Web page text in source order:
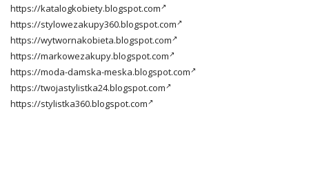
https://katalogkobiety.blogspot.com
https://stylowezakupy360.blogspot.com
https://wytwornakobieta.blogspot.com
https://markowezakupy.blogspot.com
https://moda-damska-meska.blogspot.com
https://twojastylistka24.blogspot.com
https://stylistka360.blogspot.com